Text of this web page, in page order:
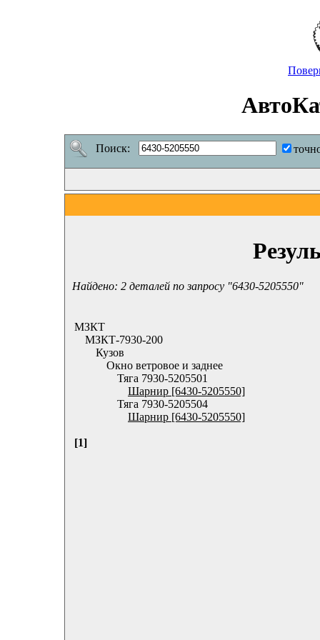
Поиск:
Найдено: 2 деталей по запросу "6430-5205550"
МЗКТ
МЗКТ-7930-200
Кузов
Окно ветровое и заднее
Тяга 7930-5205501
Шарнир [6430-5205550]
Тяга 7930-5205504
Шарнир [6430-5205550]
[1]